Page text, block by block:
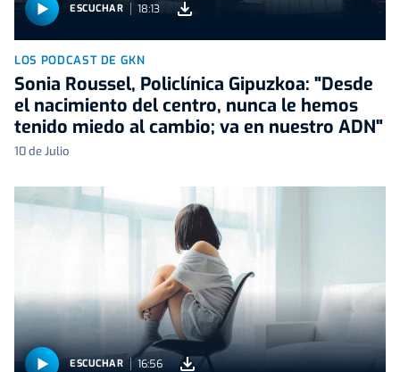
ESCUCHAR 18:13
LOS PODCAST DE GKN
Sonia Roussel, Policlínica Gipuzkoa: "Desde
el nacimiento del centro, nunca le hemos
tenido miedo al cambio; va en nuestro ADN"
10 de Julio
ESCUCHAR 16:56